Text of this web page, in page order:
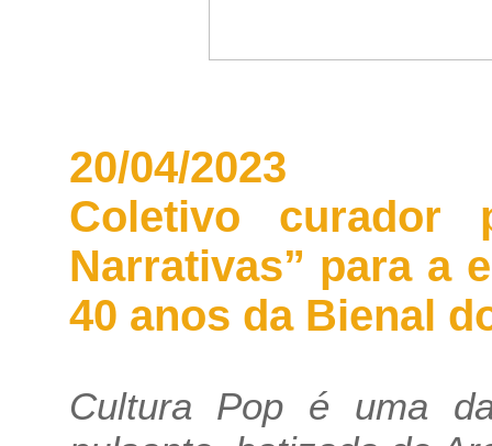
20/04/2023
Coletivo curador
Narrativas” para a
40 anos da Bienal
Cultura Pop é uma